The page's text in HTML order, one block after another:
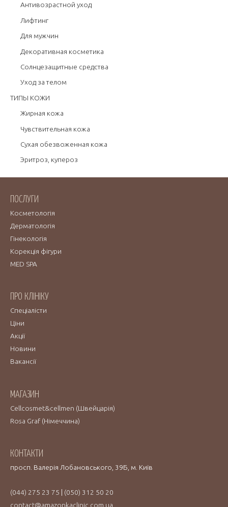
Антивозрастной уход
Лифтинг
Для мужчин
Декоративная косметика
Солнцезащитные средства
Уход за телом
ТИПЫ КОЖИ
Жирная кожа
Чувствительная кожа
Сухая обезвоженная кожа
Эритроз, купероз
ПОСЛУГИ
Косметологія
Дерматологія
Гінекологія
Корекція фігури
MED SPA
ПРО КЛІНІКУ
Спеціалісти
Ціни
Акції
Новини
Вакансії
МАГАЗИН
Cellcosmet&cellmen (Швейцарія)
Rosa Graf (Німеччина)
КОНТАКТИ
просп. Валерія Лобановського, 39Б, м. Київ
(044) 275 23 75
(050) 312 50 20
contact@amazonkaclinic.com.ua